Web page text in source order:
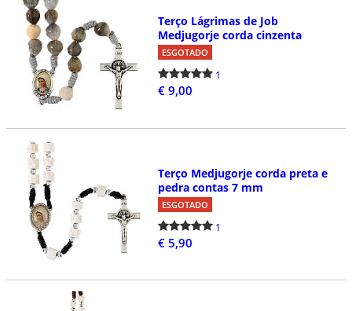
Terço Lágrimas de Job
Medjugorje corda cinzenta
ESGOTADO
1
€ 9,00
Terço Medjugorje corda preta e
pedra contas 7 mm
ESGOTADO
1
€ 5,90